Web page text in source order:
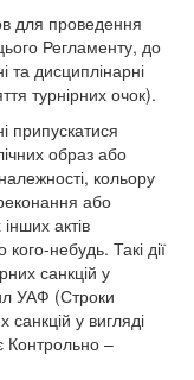
для проведення
Регламенту, до
та дисциплінарні
турнірних очок).
припускатися
образ або
кольору
або
актів
небудь. Такі дії
санкцій у
УАФ (Строки
санкцій у вигляді
Контрольно –